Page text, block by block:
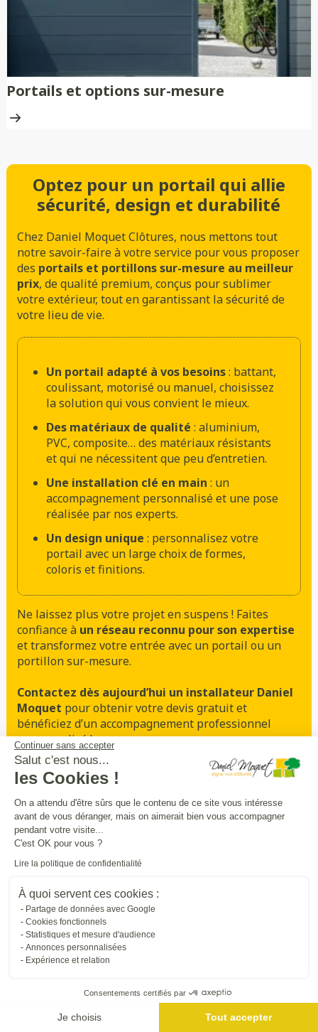
Continuer sans accepter
Salut c'est nous...
les Cookies !
On a attendu d'être sûrs que le contenu de ce site vous intéresse
avant de vous déranger, mais on aimerait bien vous accompagner
pendant votre visite...
C'est OK pour vous ?
Lire la politique de confidentialité
À quoi servent ces cookies :
Partage de données avec Google
Cookies fonctionnels
Statistiques et mesure d'audience
Annonces personnalisées
Expérience et relation
Consentements certifiés par
Je choisis Tout accepter
Portails et options sur-mesure
Optez pour un portail qui allie
sécurité, design et durabilité
Chez Daniel Moquet Clôtures, nous mettons tout
notre savoir-faire à votre service pour vous proposer
des portails et portillons sur-mesure au meilleur
prix, de qualité premium, conçus pour sublimer
votre extérieur, tout en garantissant la sécurité de
votre lieu de vie.
Un portail adapté à vos besoins: battant,
coulissant, motorisé ou manuel, choisissez
la solution qui vous convient le mieux.
Des matériaux de qualité : aluminium,
PVC, composite… des matériaux résistants
et qui ne nécessitent que peu d’entretien.
Une installation clé en main : un
accompagnement personnalisé et une pose
réalisée par nos experts.
Un design unique : personnalisez votre
portail avec un large choix de formes,
coloris et finitions.
Ne laissez plus votre projet en suspens ! Faites
confiance à un réseau reconnu pour son expertise
et transformez votre entrée avec un portail ou un
portillon sur-mesure.
Contactez dès aujourd’hui un installateur Daniel
Moquet pour obtenir votre devis gratuit et
bénéficiez d’un accompagnement professionnel
personnalisé !
Prendre rendez-vous
Sécurité
entourezetsécurisez vos extérieurs
Trouver une entreprise proche de chez vous